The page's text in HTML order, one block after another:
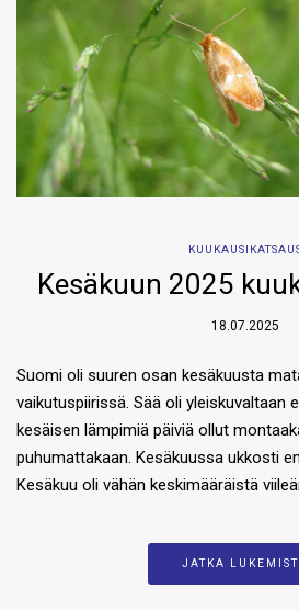
Kesäkuun 2025
18.07.2025
Suomi oli suuren osan kesäkuusta
vaikutuspiirissä. Sää oli yleiskuvaltaan
kesäisen lämpimiä päiviä ollut
puhumattakaan. Kesäkuussa ukkosti
Kesäkuu oli vähän keskimääräistä
JATKA